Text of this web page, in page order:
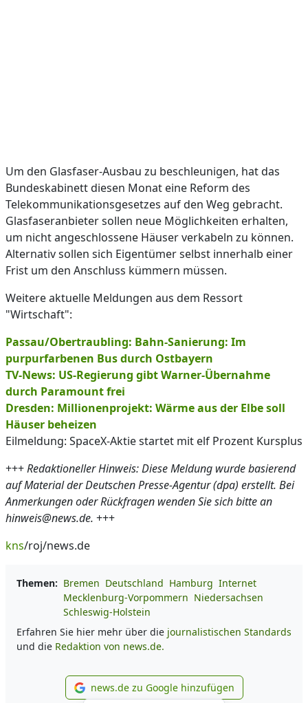
Um den Glasfaser-Ausbau zu beschleunigen, hat das
Bundeskabinett diesen Monat eine Reform des
Telekommunikationsgesetzes auf den Weg gebracht.
Glasfaseranbieter sollen neue Möglichkeiten erhalten,
um nicht angeschlossene Häuser verkabeln zu können.
Alternativ sollen sich Eigentümer selbst innerhalb einer
Frist um den Anschluss kümmern müssen.
Weitere aktuelle Meldungen aus dem Ressort
"Wirtschaft":
Passau/Obertraubling: Bahn-Sanierung: Im
purpurfarbenen Bus durch Ostbayern
TV-News: US-Regierung gibt Warner-Übernahme
durch Paramount frei
Dresden: Millionenprojekt: Wärme aus der Elbe soll
Häuser beheizen
Eilmeldung: SpaceX-Aktie startet mit elf Prozent Kursplus
+++Redaktioneller Hinweis: Diese Meldung wurde basierend
auf Material der Deutschen Presse-Agentur (dpa) erstellt. Bei
Anmerkungen oder Rückfragen wenden Sie sich bitte an
hinweis@news.de. +++
kns/roj/news.de
Themen: Bremen Deutschland Hamburg Internet
Mecklenburg-Vorpommern Niedersachsen
Schleswig-Holstein
Erfahren Sie hier mehr über die journalistischen Standards
und die Redaktion von news.de.
news.de zu Google
news.de zu Google hinzufügen